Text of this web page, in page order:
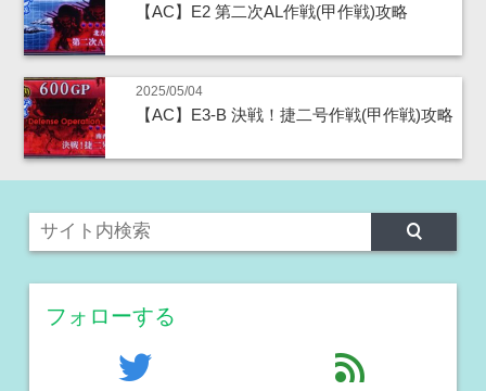
【AC】E2 第二次AL作戦(甲作戦)攻略
2025/05/04
【AC】E3-B 決戦！捷二号作戦(甲作戦)攻略
フォローする
twitter feed